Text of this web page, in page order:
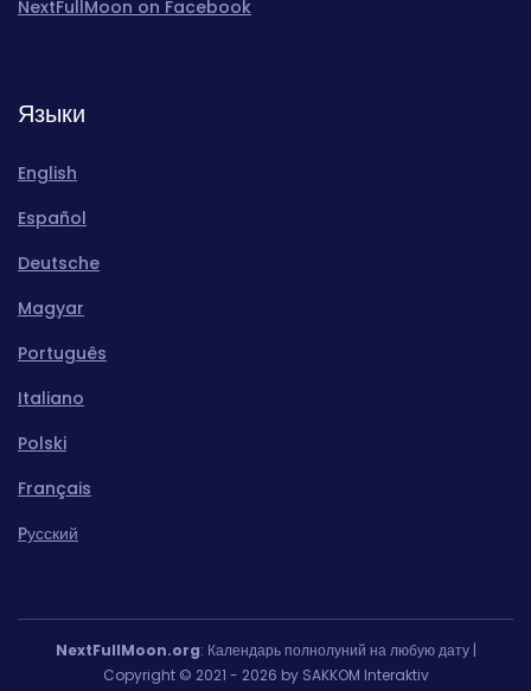
NextFullMoon on Facebook
Языки
English
Español
Deutsche
Magyar
Português
Italiano
Polski
Français
Pусский
NextFullMoon.org: Календарь полнолуний на любую дату |
Copyright © 2021 - 2026 by SAKKOM Interaktiv